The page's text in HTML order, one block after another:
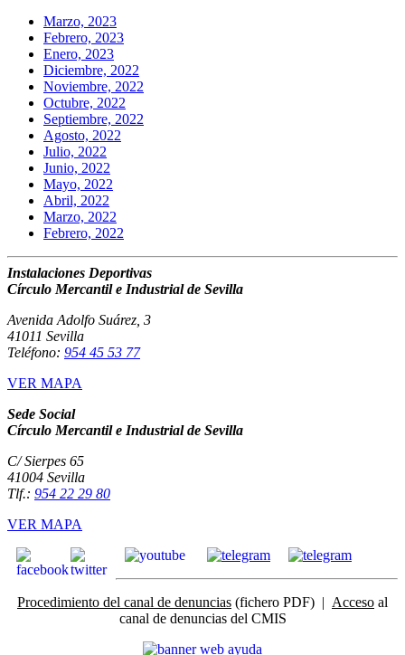
Marzo, 2023
Febrero, 2023
Enero, 2023
Diciembre, 2022
Noviembre, 2022
Octubre, 2022
Septiembre, 2022
Agosto, 2022
Julio, 2022
Junio, 2022
Mayo, 2022
Abril, 2022
Marzo, 2022
Febrero, 2022
Instalaciones Deportivas
Círculo Mercantil e Industrial de Sevilla
Avenida Adolfo Suárez, 3
41011 Sevilla
Teléfono: 954 45 53 77
VER MAPA
Sede Social
Círculo Mercantil e Industrial de Sevilla
C/ Sierpes 65
41004 Sevilla
Tlf.: 954 22 29 80
VER MAPA
Procedimiento del canal de denuncias (fichero PDF) | Acceso al
canal de denuncias del CMIS